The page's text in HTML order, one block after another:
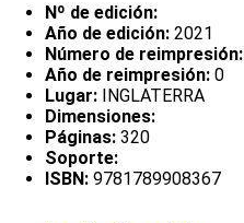
Nº de edición:
Año de edición: 2021
Número de reimpresión:
Año de reimpresión: 0
Lugar: INGLATERRA
Dimensiones:
Páginas: 320
Soporte:
ISBN: 9781789908367